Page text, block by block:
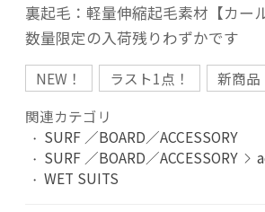
裏起毛：軽量伸縮起毛素材【カール
数量限定の入荷残りわずかです
NEW！ ラスト1点！
新商品
関連カテゴリ
SURF ／BOARD／ACCESSORY
SURF ／BOARD／ACCESSORY
WET SUITS